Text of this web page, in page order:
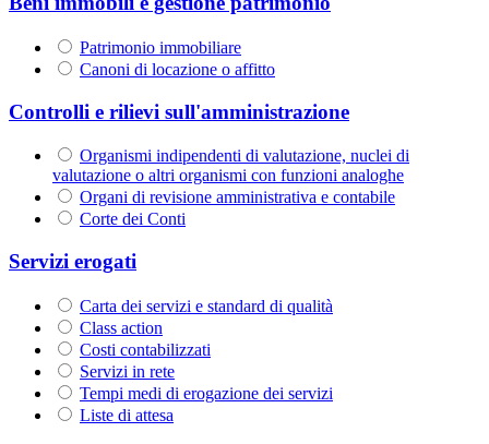
Patrimonio immobiliare
Canoni di locazione o affitto
Controlli e rilievi sull'amministrazione
Organismi indipendenti di valutazione, nuclei di
valutazione o altri organismi con funzioni analoghe
Organi di revisione amministrativa e contabile
Corte dei Conti
Servizi erogati
Carta dei servizi e standard di qualità
Class action
Costi contabilizzati
Servizi in rete
Tempi medi di erogazione dei servizi
Liste di attesa